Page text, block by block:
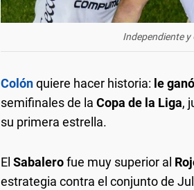
Independiente y
Colónquiere hacer historia: le
semifinales de la Copa de la Liga,
su primera estrella.
El Sabalerofue muy superior al
estrategia contra el conjunto de